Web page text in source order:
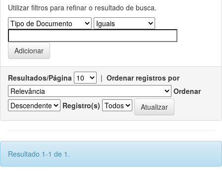
Utilizar filtros para refinar o resultado de busca.
Resultados/Página | Ordenar registros por
Ordenar
Registro(s)
Resultado 1-1 de 1.